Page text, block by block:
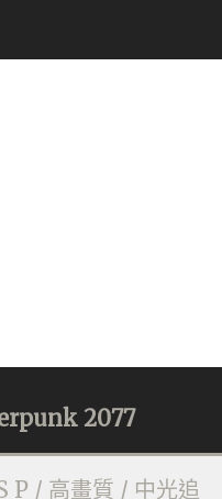
2077
P / 高畫質 / 中光追